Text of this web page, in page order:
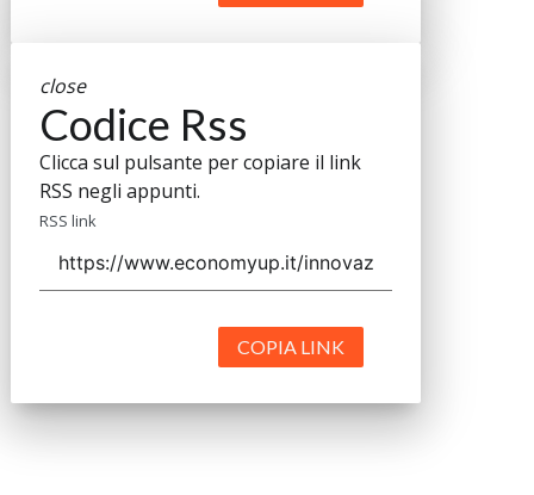
close
Codice Rss
Clicca sul pulsante per copiare il link
RSS negli appunti.
RSS link
COPIA LINK